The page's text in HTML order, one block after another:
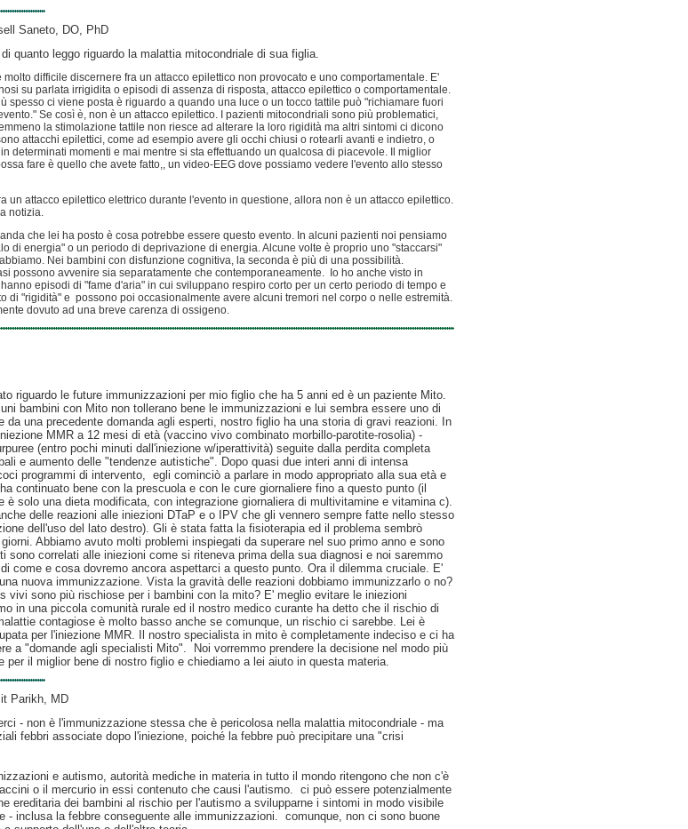
Saneto, DO, PhD
quanto leggo riguardo la malattia mitocondriale di sua figlia.
molto difficile discernere fra un attacco epilettico non provocato e uno comportamentale. E'
su parlata irrigidita o episodi di assenza di risposta, attacco epilettico o comportamentale.
spesso ci viene posta è riguardo a quando una luce o un tocco tattile può "richiamare fuori
Se così è, non è un attacco epilettico. I pazienti mitocondriali sono più problematici,
la stimolazione tattile non riesce ad alterare la loro rigidità ma altri sintomi ci dicono
attacchi epilettici, come ad esempio avere gli occhi chiusi o rotearli avanti e indietro, o
determinati momenti e mai mentre si sta effettuando un qualcosa di piacevole. Il miglior
fare è quello che avete fatto,, un video-EEG dove possiamo vedere l'evento allo stesso
un attacco epilettico elettrico durante l'evento in questione, allora non è un attacco epilettico.
notizia.
che lei ha posto è cosa potrebbe essere questo evento. In alcuni pazienti noi pensiamo
di energia" o un periodo di deprivazione di energia. Alcune volte è proprio uno "staccarsi"
Nei bambini con disfunzione cognitiva, la seconda è più di una possibilità.
possono avvenire sia separatamente che contemporaneamente. Io ho anche visto in
episodi di "fame d'aria" in cui sviluppano respiro corto per un certo periodo di tempo e
di "rigidità" e possono poi occasionalmente avere alcuni tremori nel corpo o nelle estremità.
dovuto ad una breve carenza di ossigeno.
riguardo le future immunizzazioni per mio figlio che ha 5 anni ed è un paziente Mito.
bambini con Mito non tollerano bene le immunizzazioni e lui sembra essere uno di
da una precedente domanda agli esperti, nostro figlio ha una storia di gravi reazioni. In
MMR a 12 mesi di età (vaccino vivo combinato morbillo-parotite-rosolia) -
(entro pochi minuti dall'iniezione w/iperattività) seguite dalla perdita completa
e aumento delle "tendenze autistiche". Dopo quasi due interi anni di intensa
programmi di intervento, egli cominciò a parlare in modo appropriato alla sua età e
continuato bene con la prescuola e con le cure giornaliere fino a questo punto (il
è solo una dieta modificata, con integrazione giornaliera di multivitamine e vitamina c).
delle reazioni alle iniezioni DTaP e o IPV che gli vennero sempre fatte nello stesso
dell'uso del lato destro). Gli è stata fatta la fisioterapia ed il problema sembrò
Abbiamo avuto molti problemi inspiegati da superare nel suo primo anno e sono
sono correlati alle iniezioni come si riteneva prima della sua diagnosi e noi saremmo
come e cosa dovremo ancora aspettarci a questo punto. Ora il dilemma cruciale. E'
nuova immunizzazione. Vista la gravità delle reazioni dobbiamo immunizzarlo o no?
vivi sono più rischiose per i bambini con la mito? E' meglio evitare le iniezioni
in una piccola comunità rurale ed il nostro medico curante ha detto che il rischio di
contagiose è molto basso anche se comunque, un rischio ci sarebbe. Lei è
per l'iniezione MMR. Il nostro specialista in mito è completamente indeciso e ci ha
a "domande agli specialisti Mito". Noi vorremmo prendere la decisione nel modo più
per il miglior bene di nostro figlio e chiediamo a lei aiuto in questa materia.
Parikh, MD
- non è l'immunizzazione stessa che è pericolosa nella malattia mitocondriale - ma
febbri associate dopo l'iniezione, poiché la febbre può precipitare una "crisi
e autismo, autorità mediche in materia in tutto il mondo ritengono che non c'è
o il mercurio in essi contenuto che causi l'autismo. ci può essere potenzialmente
ereditaria dei bambini al rischio per l'autismo a svilupparne i sintomi in modo visibile
- inclusa la febbre conseguente alle immunizzazioni. comunque, non ci sono buone